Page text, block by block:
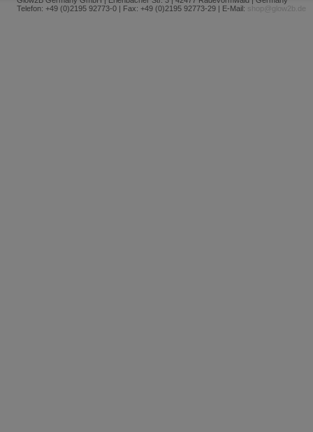
Telefon: +49 (0)2195 92773-0 | Fax: +49 (0)2195 92773-29 | E-Mail:
shop@glow2b.de